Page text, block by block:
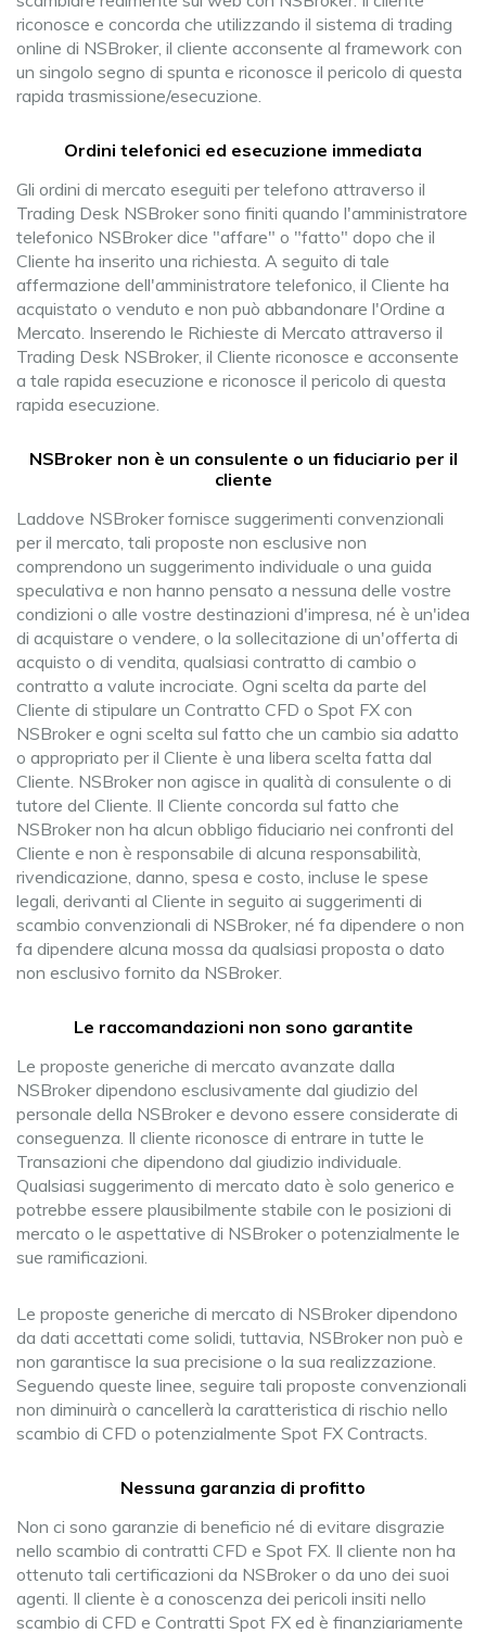
riconosce e concorda che utilizzando il sistema di trading
online di NSBroker, il cliente acconsente al framework con
un singolo segno di spunta e riconosce il pericolo di questa
rapida trasmissione/esecuzione.
Ordini telefonici ed esecuzione immediata
Gli ordini di mercato eseguiti per telefono attraverso il
Trading Desk NSBroker sono finiti quando l'amministratore
telefonico NSBroker dice "affare" o "fatto" dopo che il
Cliente ha inserito una richiesta. A seguito di tale
affermazione dell'amministratore telefonico, il Cliente ha
acquistato o venduto e non può abbandonare l'Ordine a
Mercato. Inserendo le Richieste di Mercato attraverso il
Trading Desk NSBroker, il Cliente riconosce e acconsente
a tale rapida esecuzione e riconosce il pericolo di questa
rapida esecuzione.
NSBroker non è un consulente o un fiduciario per il
cliente
Laddove NSBroker fornisce suggerimenti convenzionali
per il mercato, tali proposte non esclusive non
comprendono un suggerimento individuale o una guida
speculativa e non hanno pensato a nessuna delle vostre
condizioni o alle vostre destinazioni d'impresa, né è un'idea
di acquistare o vendere, o la sollecitazione di un'offerta di
acquisto o di vendita, qualsiasi contratto di cambio o
contratto a valute incrociate. Ogni scelta da parte del
Cliente di stipulare un Contratto CFD o Spot FX con
NSBroker e ogni scelta sul fatto che un cambio sia adatto
o appropriato per il Cliente è una libera scelta fatta dal
Cliente. NSBroker non agisce in qualità di consulente o di
tutore del Cliente. Il Cliente concorda sul fatto che
NSBroker non ha alcun obbligo fiduciario nei confronti del
Cliente e non è responsabile di alcuna responsabilità,
rivendicazione, danno, spesa e costo, incluse le spese
legali, derivanti al Cliente in seguito ai suggerimenti di
scambio convenzionali di NSBroker, né fa dipendere o non
fa dipendere alcuna mossa da qualsiasi proposta o dato
non esclusivo fornito da NSBroker.
Le raccomandazioni non sono garantite
Le proposte generiche di mercato avanzate dalla
NSBroker dipendono esclusivamente dal giudizio del
personale della NSBroker e devono essere considerate di
conseguenza. Il cliente riconosce di entrare in tutte le
Transazioni che dipendono dal giudizio individuale.
Qualsiasi suggerimento di mercato dato è solo generico e
potrebbe essere plausibilmente stabile con le posizioni di
mercato o le aspettative di NSBroker o potenzialmente le
sue ramificazioni.
Le proposte generiche di mercato di NSBroker dipendono
da dati accettati come solidi, tuttavia, NSBroker non può e
non garantisce la sua precisione o la sua realizzazione.
Seguendo queste linee, seguire tali proposte convenzionali
non diminuirà o cancellerà la caratteristica di rischio nello
scambio di CFD o potenzialmente Spot FX Contracts.
Nessuna garanzia di profitto
Non ci sono garanzie di beneficio né di evitare disgrazie
nello scambio di contratti CFD e Spot FX. Il cliente non ha
ottenuto tali certificazioni da NSBroker o da uno dei suoi
agenti. Il cliente è a conoscenza dei pericoli insiti nello
scambio di CFD e Contratti Spot FX ed è finanziariamente